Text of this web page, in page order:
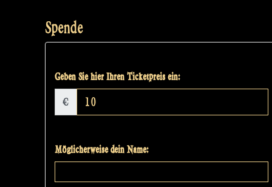
Spende
Geben Sie hier Ihren Ticketpreis ein:
€
Möglicherweise dein Name: